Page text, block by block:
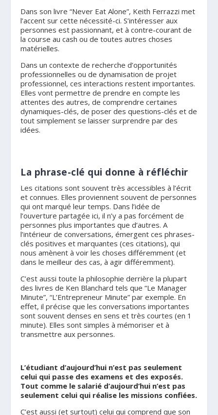
Dans son livre “Never Eat Alone”, Keith Ferrazzi met
l’accent sur cette nécessité-ci. S’intéresser aux
personnes est passionnant, et à contre-courant de
la course au cash ou de toutes autres choses
matérielles.
Dans un contexte de recherche d’opportunités
professionnelles ou de dynamisation de projet
professionnel, ces interactions restent importantes.
Elles vont permettre de prendre en compte les
attentes des autres, de comprendre certaines
dynamiques-clés, de poser des questions-clés et de
tout simplement se laisser surprendre par des
idées.
La phrase-clé qui donne à réfléchir
Les citations sont souvent très accessibles à l’écrit
et connues. Elles proviennent souvent de personnes
qui ont marqué leur temps. Dans l’idée de
l’ouverture partagée ici, il n’y a pas forcément de
personnes plus importantes que d’autres. A
l’intérieur de conversations, émergent ces phrases-
clés positives et marquantes (ces citations), qui
nous amènent à voir les choses différemment (et
dans le meilleur des cas, à agir différemment).
C’est aussi toute la philosophie derrière la plupart
des livres de Ken Blanchard tels que “Le Manager
Minute”, “L’Entrepreneur Minute” par exemple. En
effet, il précise que les conversations importantes
sont souvent denses en sens et très courtes (en 1
minute). Elles sont simples à mémoriser et à
transmettre aux personnes.
L’étudiant d’aujourd’hui n’est pas seulement
celui qui passe des examens et des exposés.
Tout comme le salarié d’aujourd’hui n’est pas
seulement celui qui réalise les missions confiées.
C’est aussi (et surtout) celui qui comprend que son